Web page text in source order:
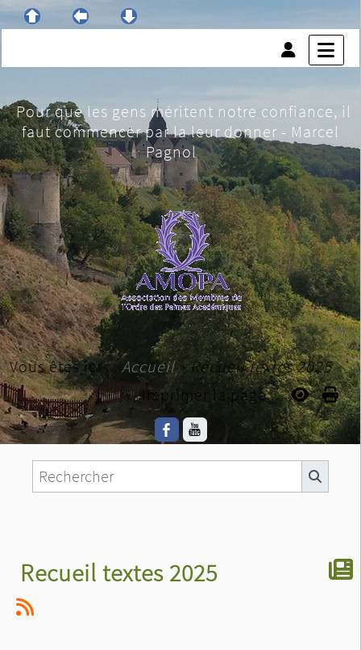
Pour que les gens méritent notre confiance, il
faut commencer par la leur donner - Marcel
Pagnol
Vous êtes ici : Accueil»Recueil textes 2025
Imprimer la page...
Recueil textes 2025